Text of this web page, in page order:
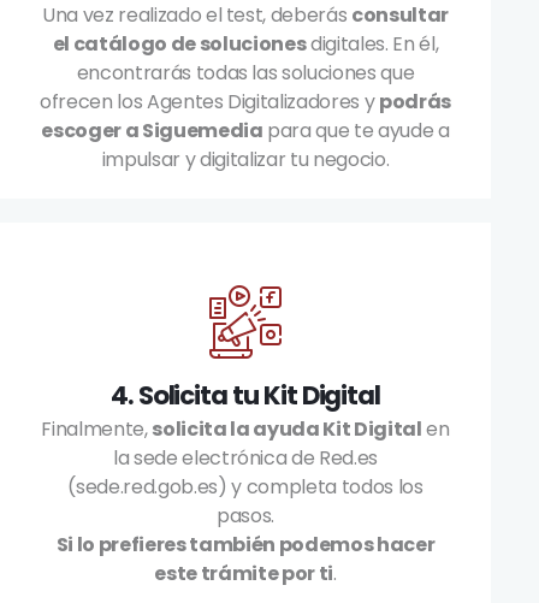
Una vez realizado el test, deberás consultar
el catálogo de solucionesdigitales. En él,
encontrarás todas las soluciones que
ofrecen los Agentes Digitalizadores ypodrás
escoger a Siguemedia para que te ayude a
impulsar y digitalizar tu negocio.
4. Solicita tu Kit Digital
Finalmente,solicita la ayuda Kit Digitalen
la sede electrónica de Red.es
(sede.red.gob.es) y completa todos los
pasos.
Si lo prefieres también podemos hacer
este trámite por ti.